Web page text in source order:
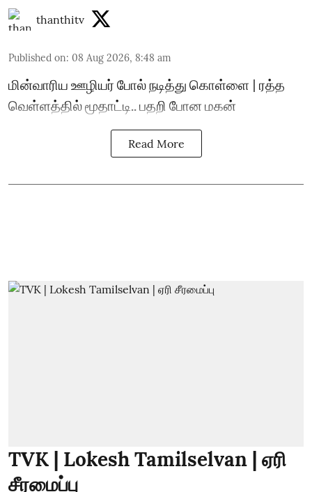
thanthitv
Published on: 08 Aug 2026, 8:48 am
மின்வாரிய ஊழியர் போல் நடித்து கொள்ளை | ரத்த
வெள்ளத்தில் மூதாட்டி.. பதறி போன மகன்
Read More
TVK | Lokesh Tamilselvan | ஏரி
சீரமைப்பு